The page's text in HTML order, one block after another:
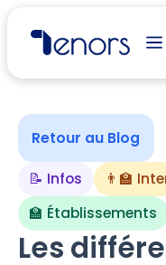
Retour au Blog
📝 Infos
👨‍🏫
🏫 Établissements
Les